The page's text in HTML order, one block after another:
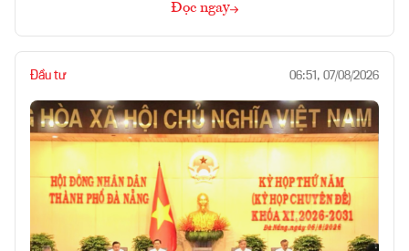
Đọc ngay
Đầu tư 06:51, 07/08/2026